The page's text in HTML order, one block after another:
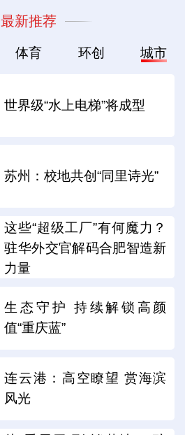
最新推荐
体育 环创 城市
世界级“水上电梯”将成型
苏州：校地共创“同里诗光”
这些“超级工厂”有何魔力？
驻华外交官解码合肥智造新
力量
生态守护 持续解锁高颜
值“重庆蓝”
连云港：高空瞭望 赏海滨
风光